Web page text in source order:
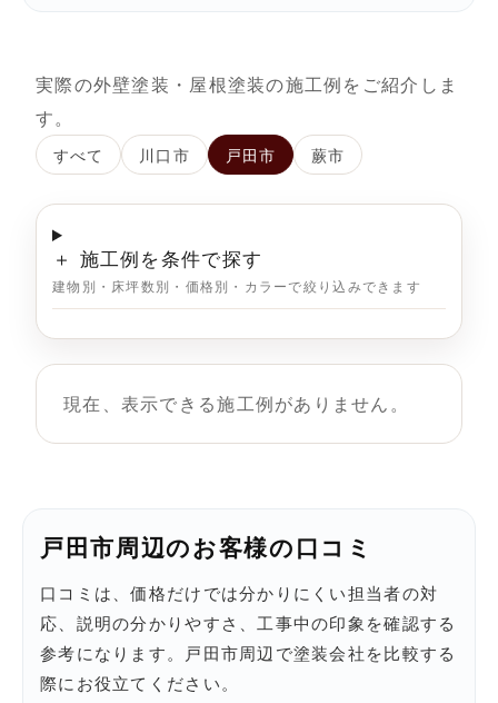
実際の外壁塗装・屋根塗装の施工例をご紹介しま
す。
すべて 川口市 戸田市 蕨市
＋ 施工例を条件で探す
建物別・床坪数別・価格別・カラーで絞り込みできます
現在、表示できる施工例がありません。
戸田市周辺のお客様の口コミ
口コミは、価格だけでは分かりにくい担当者の対
応、説明の分かりやすさ、工事中の印象を確認する
参考になります。戸田市周辺で塗装会社を比較する
際にお役立てください。